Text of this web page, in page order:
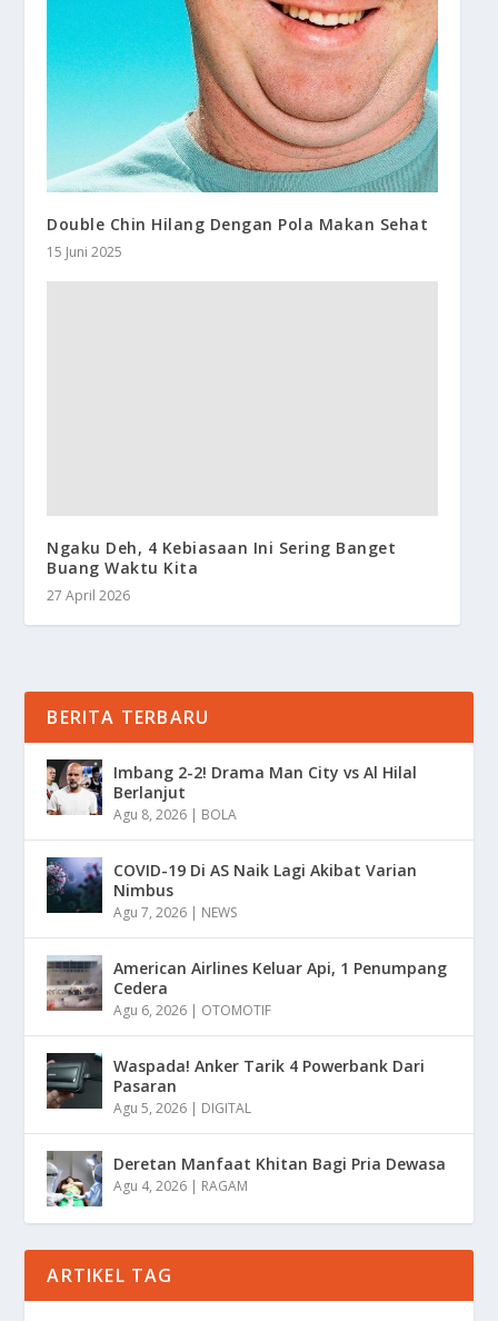
Double Chin Hilang Dengan Pola Makan Sehat
15 Juni 2025
Ngaku Deh, 4 Kebiasaan Ini Sering Banget
Buang Waktu Kita
27 April 2026
BERITA TERBARU
Imbang 2-2! Drama Man City vs Al Hilal
Berlanjut
Agu 8, 2026 | BOLA
COVID-19 Di AS Naik Lagi Akibat Varian
Nimbus
Agu 7, 2026 | NEWS
American Airlines Keluar Api, 1 Penumpang
Cedera
Agu 6, 2026 | OTOMOTIF
Waspada! Anker Tarik 4 Powerbank Dari
Pasaran
Agu 5, 2026 | DIGITAL
Deretan Manfaat Khitan Bagi Pria Dewasa
Agu 4, 2026 | RAGAM
ARTIKEL TAG